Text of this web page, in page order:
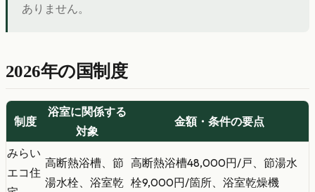
ありません。
2026年の国制度
制度
浴室に関係する
対象
金額・条件の要点
みらい
エコ住
高断熱浴槽、節
湯水栓、浴室乾
高断熱浴槽48,000円/戸、節湯水
栓9,000円/箇所、浴室乾燥機